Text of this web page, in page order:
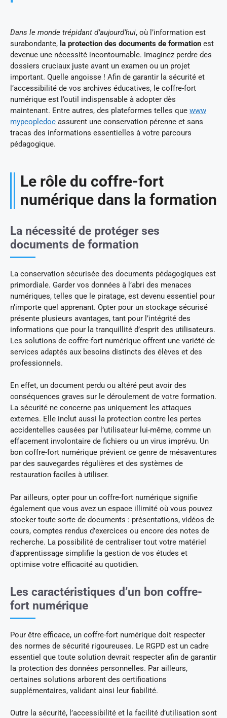
Dans le monde trépidant d’aujourd’hui, où l’information est
surabondante, la protection des documents de formation est
devenue une nécessité incontournable. Imaginez perdre des
dossiers cruciaux juste avant un examen ou un projet
important. Quelle angoisse ! Afin de garantir la sécurité et
l’accessibilité de vos archives éducatives, le coffre-fort
numérique est l’outil indispensable à adopter dès
maintenant. Entre autres, des plateformes telles que www
mypeopledoc assurent une conservation pérenne et sans
tracas des informations essentielles à votre parcours
pédagogique.
Le rôle du coffre-fort
numérique dans la formation
La nécessité de protéger ses
documents de formation
La conservation sécurisée des documents pédagogiques est
primordiale. Garder vos données à l’abri des menaces
numériques, telles que le piratage, est devenu essentiel pour
n’importe quel apprenant. Opter pour un stockage sécurisé
présente plusieurs avantages, tant pour l’intégrité des
informations que pour la tranquillité d’esprit des utilisateurs.
Les solutions de coffre-fort numérique offrent une variété de
services adaptés aux besoins distincts des élèves et des
professionnels.
En effet, un document perdu ou altéré peut avoir des
conséquences graves sur le déroulement de votre formation.
La sécurité ne concerne pas uniquement les attaques
externes. Elle inclut aussi la protection contre les pertes
accidentelles causées par l’utilisateur lui-même, comme un
effacement involontaire de fichiers ou un virus imprévu. Un
bon coffre-fort numérique prévient ce genre de mésaventures
par des sauvegardes régulières et des systèmes de
restauration faciles à utiliser.
Par ailleurs, opter pour un coffre-fort numérique signifie
également que vous avez un espace illimité où vous pouvez
stocker toute sorte de documents : présentations, vidéos de
cours, comptes rendus d’exercices ou encore des notes de
recherche. La possibilité de centraliser tout votre matériel
d’apprentissage simplifie la gestion de vos études et
optimise votre efficacité au quotidien.
Les caractéristiques d’un bon coffre-
fort numérique
Pour être efficace, un coffre-fort numérique doit respecter
des normes de sécurité rigoureuses. Le RGPD est un cadre
essentiel que toute solution devrait respecter afin de garantir
la protection des données personnelles. Par ailleurs,
certaines solutions arborent des certifications
supplémentaires, validant ainsi leur fiabilité.
Outre la sécurité, l’accessibilité et la facilité d’utilisation sont